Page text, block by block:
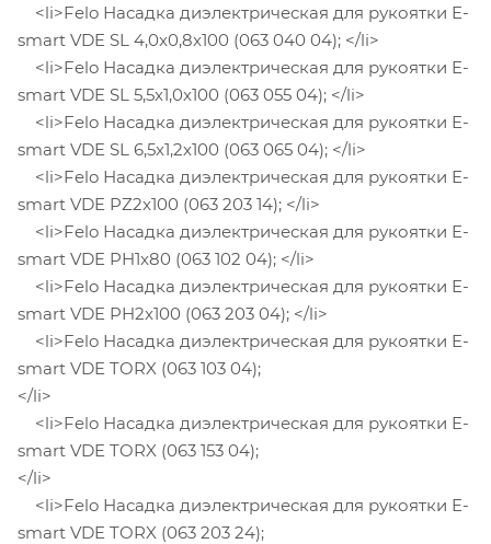
<li>Felo Насадка диэлектрическая для рукоятки E-
smart VDE SL 4,0x0,8x100 (063 040 04); </li>
<li>Felo Насадка диэлектрическая для рукоятки E-
smart VDE SL 5,5x1,0x100 (063 055 04); </li>
<li>Felo Насадка диэлектрическая для рукоятки E-
smart VDE SL 6,5x1,2x100 (063 065 04); </li>
<li>Felo Насадка диэлектрическая для рукоятки E-
smart VDE PZ2x100 (063 203 14); </li>
<li>Felo Насадка диэлектрическая для рукоятки E-
smart VDE PH1x80 (063 102 04); </li>
<li>Felo Насадка диэлектрическая для рукоятки E-
smart VDE PH2x100 (063 203 04); </li>
<li>Felo Насадка диэлектрическая для рукоятки E-
smart VDE TORX (063 103 04);
</li>
<li>Felo Насадка диэлектрическая для рукоятки E-
smart VDE TORX (063 153 04);
</li>
<li>Felo Насадка диэлектрическая для рукоятки E-
smart VDE TORX (063 203 24);